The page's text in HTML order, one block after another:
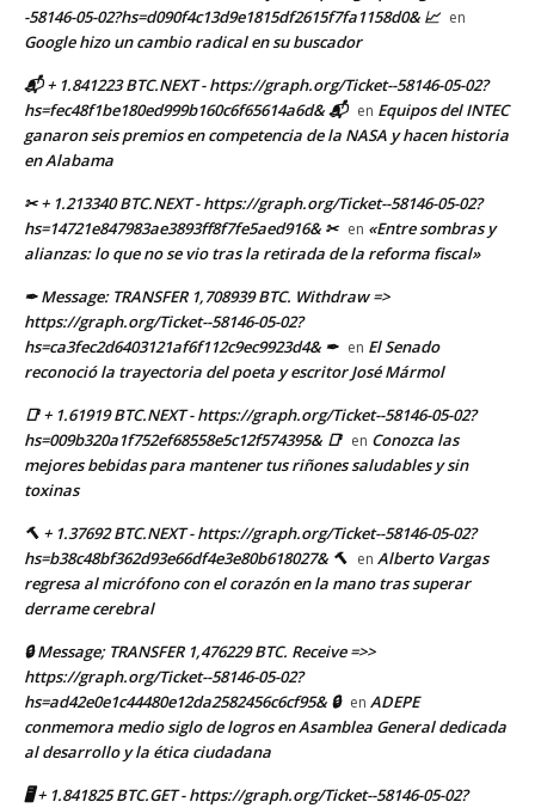
-58146-05-02?hs=d090f4c13d9e1815df2615f7fa1158d0& 📈 en
Google hizo un cambio radical en su buscador
📬 + 1.841223 BTC.NEXT - https://graph.org/Ticket--58146-05-02?
hs=fec48f1be180ed999b160c6f65614a6d& 📬 en Equipos del INTEC
ganaron seis premios en competencia de la NASA y hacen historia
en Alabama
✂ + 1.213340 BTC.NEXT - https://graph.org/Ticket--58146-05-02?
hs=14721e847983ae3893ff8f7fe5aed916& ✂ en «Entre sombras y
alianzas: lo que no se vio tras la retirada de la reforma fiscal»
✒ Message: TRANSFER 1,708939 BTC. Withdraw =>
https://graph.org/Ticket--58146-05-02?
hs=ca3fec2d6403121af6f112c9ec9923d4& ✒ en El Senado
reconoció la trayectoria del poeta y escritor José Mármol
📑 + 1.61919 BTC.NEXT - https://graph.org/Ticket--58146-05-02?
hs=009b320a1f752ef68558e5c12f574395& 📑 en Conozca las
mejores bebidas para mantener tus riñones saludables y sin
toxinas
🔨 + 1.37692 BTC.NEXT - https://graph.org/Ticket--58146-05-02?
hs=b38c48bf362d93e66df4e3e80b618027& 🔨 en Alberto Vargas
regresa al micrófono con el corazón en la mano tras superar
derrame cerebral
🔒 Message; TRANSFER 1,476229 BTC. Receive =>>
https://graph.org/Ticket--58146-05-02?
hs=ad42e0e1c44480e12da2582456c6cf95& 🔒 en ADEPE
conmemora medio siglo de logros en Asamblea General dedicada
al desarrollo y la ética ciudadana
🖥 + 1.841825 BTC.GET - https://graph.org/Ticket--58146-05-02?